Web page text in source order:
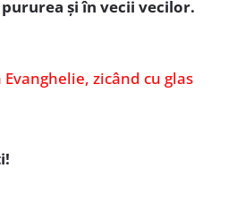
și în vecii vecilor.
zicând cu glas